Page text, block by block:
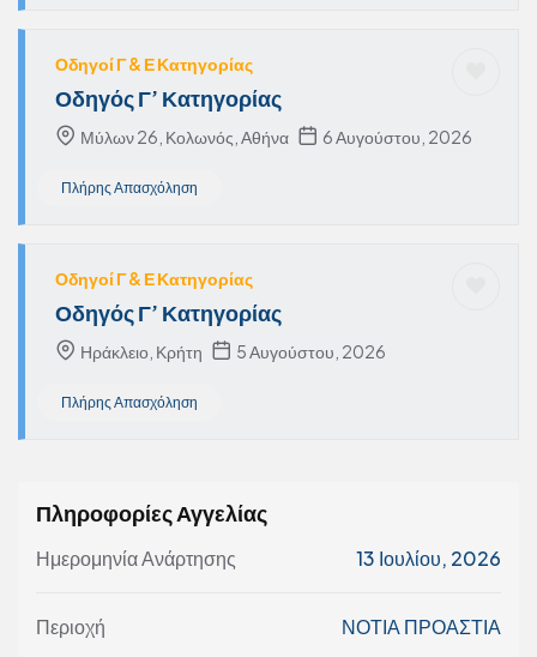
Οδηγοί Γ & Ε Κατηγορίας
Οδηγός Γ’ Κατηγορίας
Μύλων 26, Κολωνός, Αθήνα 6 Αυγούστου, 2026
Πλήρης Απασχόληση
Οδηγοί Γ & Ε Κατηγορίας
Οδηγός Γ’ Κατηγορίας
Ηράκλειο, Κρήτη 5 Αυγούστου, 2026
Πλήρης Απασχόληση
Πληροφορίες Αγγελίας
Ημερομηνία Ανάρτησης 13 Ιουλίου, 2026
Περιοχή ΝΟΤΙΑ ΠΡΟΑΣΤΙΑ